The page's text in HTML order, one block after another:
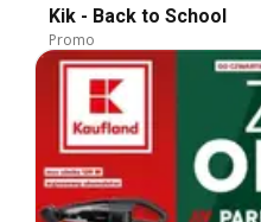
Kik - Back to School
Promo